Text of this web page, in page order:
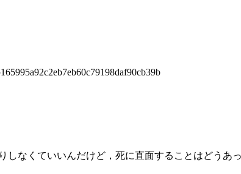
なくていいんだけど，死に直面することはどうあ